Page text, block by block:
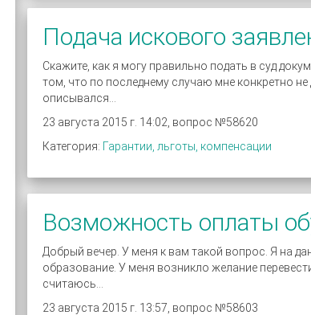
Подача искового
Скажите, как я могу правильно подать в суд
том, что по последнему случаю мне конкретно
описывался...
23 августа 2015 г. 14:02, вопрос №58620
Категория: Гарантии, льготы, компенсации
Возможность оплаты
Добрый вечер. У меня к вам такой вопрос. Я на
образование. У меня возникло желание
считаюсь...
23 августа 2015 г. 13:57, вопрос №58603